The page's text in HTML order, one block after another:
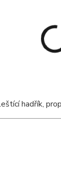
hadřík,